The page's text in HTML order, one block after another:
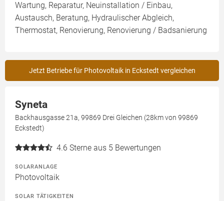
Wartung, Reparatur, Neuinstallation / Einbau,
Austausch, Beratung, Hydraulischer Abgleich,
Thermostat, Renovierung, Renovierung / Badsanierung
Jetzt Betriebe für Photovoltaik in Eckstedt vergleichen
Syneta
Backhausgasse 21a, 99869 Drei Gleichen (28km von 99869
Eckstedt)
4.6 Sterne aus 5 Bewertungen
SOLARANLAGE
Photovoltaik
SOLAR TÄTIGKEITEN